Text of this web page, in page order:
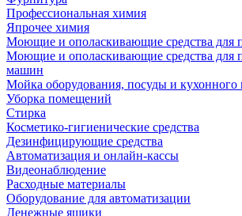
Профессиональная химия
Япрочее химия
Моющие и ополаскивающие средства для
Моющие и ополаскивающие средства для
машин
Мойка оборудования, посуды и кухонного
Уборка помещений
Стирка
Косметико-гигиенические средства
Дезинфицирующие средства
Автоматизация и онлайн-кассы
Видеонаблюдение
Расходные материалы
Оборудование для автоматизации
Денежные ящики